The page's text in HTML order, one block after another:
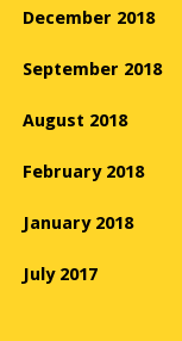
December 2018
September 2018
August 2018
February 2018
January 2018
July 2017